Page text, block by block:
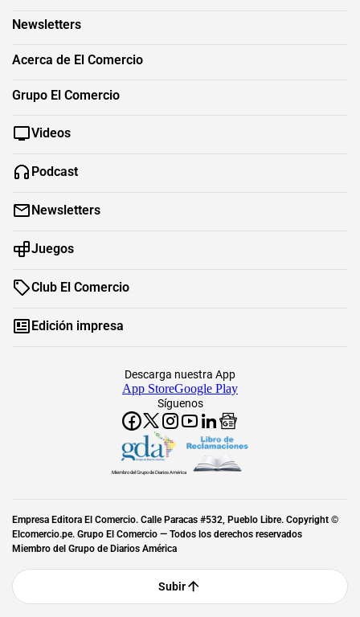
Newsletters
Acerca de El Comercio
Grupo El Comercio
Videos
Podcast
Newsletters
Juegos
Club El Comercio
Edición impresa
Síguenos
Descarga nuestra App
App StoreGoogle Play
Miembro del Grupo de Diarios América
Empresa Editora El Comercio. Calle Paracas #532, Pueblo Libre. Copyright ©
Elcomercio.pe. Grupo El Comercio — Todos los derechos reservados
Miembro del Grupo de Diarios América
Subir